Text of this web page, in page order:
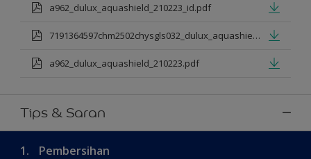
a962_dulux_aquashield_210223_id.pdf
7191364597chm2502chysgls032_dulux_aquashield.pdf
a962_dulux_aquashield_210223.pdf
Tips & Saran
1. Pembersihan